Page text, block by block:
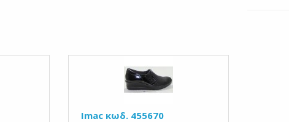
Imac κωδ. 455670